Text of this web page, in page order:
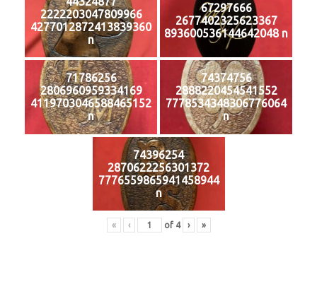
2222203047809966
4277012872413839360
n
67297666
2677402325623367
893600536144642048 n
71786256
2806960959334169
4119703046588465152
n
74374756
2888220454541552
7778534348306776064
n
74396254
2870622256301372
7776559865941458944
n
« ‹ of 4 › »